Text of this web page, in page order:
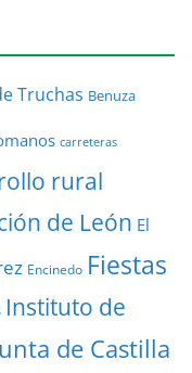
Truchas Benuza
carreteras
rural
de León El
Encinedo Fiestas
Instituto de
de Castilla